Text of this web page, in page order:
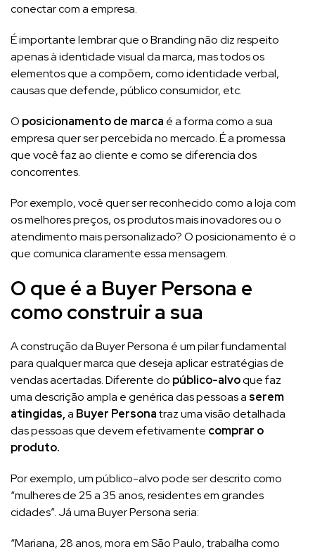
conectar com a empresa.
É importante lembrar que o Branding não diz respeito
apenas à identidade visual da marca, mas todos os
elementos que a compõem, como identidade verbal,
causas que defende, público consumidor, etc.
O posicionamento de marca é a forma como a sua
empresa quer ser percebida no mercado. É a promessa
que você faz ao cliente e como se diferencia dos
concorrentes.
Por exemplo, você quer ser reconhecido como a loja com
os melhores preços, os produtos mais inovadores ou o
atendimento mais personalizado? O posicionamento é o
que comunica claramente essa mensagem.
O que é a Buyer Persona e
como construir a sua
A construção da Buyer Persona é um pilar fundamental
para qualquer marca que deseja aplicar estratégias de
vendas acertadas. Diferente do público-alvoque faz
uma descrição ampla e genérica das pessoas a serem
atingidas,a Buyer Personatraz uma visão detalhada
das pessoas que devem efetivamente comprar o
produto.
Por exemplo, um público-alvo pode ser descrito como
“mulheres de 25 a 35 anos, residentes em grandes
cidades”. Já uma Buyer Persona seria:
“Mariana, 28 anos, mora em São Paulo, trabalha como